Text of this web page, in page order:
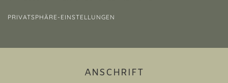
PRIVATSPHÄRE-EINSTELLUNGEN
ANSCHRIFT